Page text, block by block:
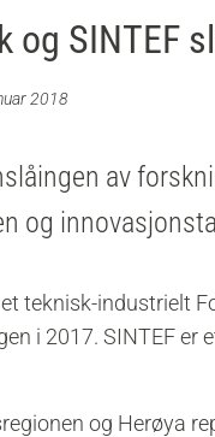
og SINTEF
2018
av
og
et teknisk-industrielt
i 2017. SINTEF
og Herøya